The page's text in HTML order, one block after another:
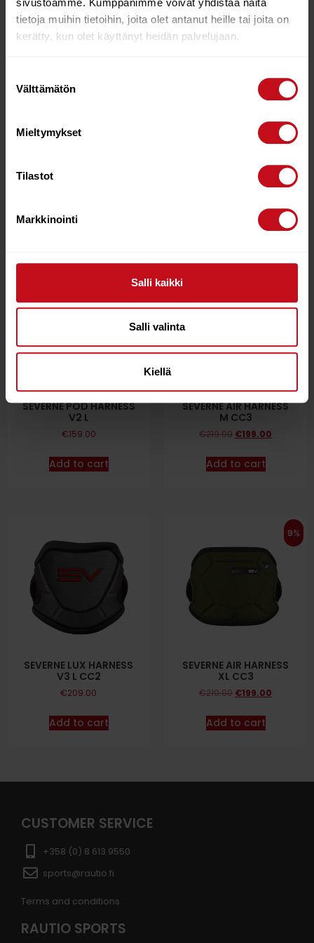
sivustoamme. Kumppanimme voivat yhdistää näitä
tietoja muihin tietoihin, joita olet antanut heille tai joita on
kerätty, kun olet käyttänyt heidän palvelujaan.
valinta
Välttämätön
Mieltymykset
Tilastot
Markkinointi
Salli kaikki
Salli valinta
Kiellä
S 30-32″
XL
SEVERNE POD HARNESS
V2 L
€159.00
Add to cart
SEVERNE AIR HARNESS
M CC3
€219.00 €199.00
Add to cart
SEVERNE LUX HARNESS
V3 L CC2
€209.00
Add to cart
9%
SEVERNE AIR HARNESS
XL CC3
€219.00 €199.00
Add to cart
CUSTOMER SERVICE
+358 (0) 8 613 9550
sports@rautio.fi
Terms and conditions
RAUTIO SPORTS